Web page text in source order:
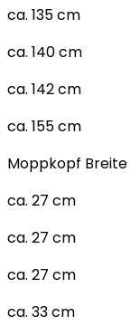
ca. 135 cm
ca. 140 cm
ca. 142 cm
ca. 155 cm
Moppkopf Breite
ca. 27 cm
ca. 27 cm
ca. 27 cm
ca. 33 cm